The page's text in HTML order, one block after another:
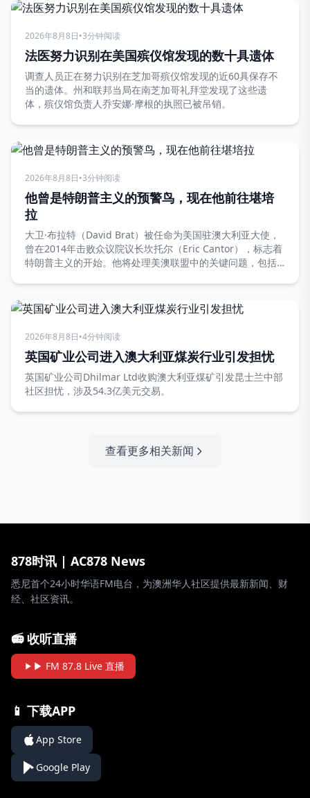
2026年8月8日•3分钟阅读
法医努力识别在美国殡仪馆发现的数十具遗体
调查人员正在努力识别在芝加哥殡仪馆发现的近60具保存不
当的遗体。州和联邦当局在南芝加哥礼拜堂发现了这些遗
体，殡仪馆负责人乔安娜·摩根的执照已被吊销。
2026年8月8日•3分钟阅读
他曾是特朗普主义的预警鸟，现在他前往堪培
拉
大卫·布拉特（David Brat）被任命为美国驻澳大利亚大使，
曾在2014年击败众议院议长坎托尔（Eric Cantor），标志着
特朗普主义的开始。他将处理美澳联盟中的关键问题，包括
2026年8月8日•4分钟阅读
英国矿业公司进入澳大利亚煤炭行业引发担忧
英国矿业公司Dhilmar Ltd收购澳大利亚煤矿引发昆士兰中部
社区担忧，涉及54.3亿美元交易。
查看更多相关新闻
878时讯 | AC878 News
悉尼首个24小时华语FM电台，为澳洲华人社区提供最新新闻、财
经、社区资讯。
📻 收听直播
▶ FM 87.8 Live 直播
📱 下载APP
App Store
Google Play